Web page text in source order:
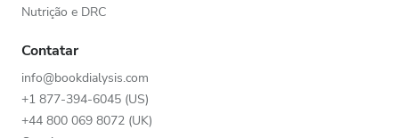
Nutrição e DRC
Contatar
info@bookdialysis.com
+1 877-394-6045 (US)
+44 800 069 8072 (UK)